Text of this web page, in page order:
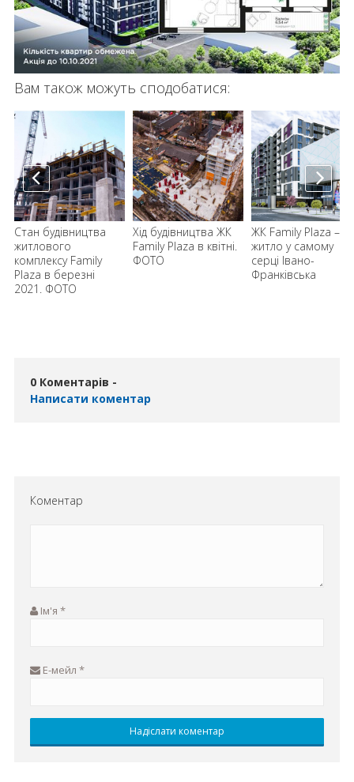
Вам також можуть сподобатися:
Стан будівництва
житлового
комплексу Family
Plaza в березні
2021. ФОТО
Хід будівництва ЖК
Family Plaza в квітні.
ФОТО
ЖК Family Plaza –
житло у самому
серці Івано-
Франківська
0 Коментарів -
Написати коментар
Коментар
Ім'я *
Е-мейл *